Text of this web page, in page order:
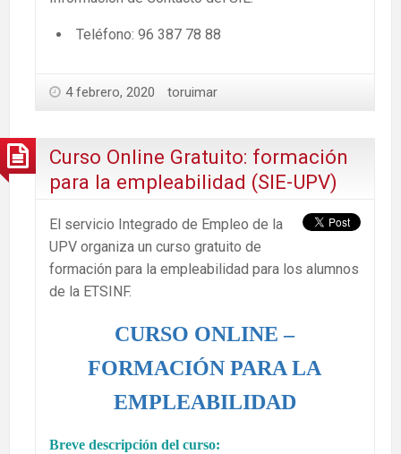
Teléfono: 96 387 78 88
4 febrero, 2020 toruimar
Curso Online Gratuito: formación
para la empleabilidad (SIE-UPV)
El servicio Integrado de Empleo de la
UPV organiza un curso gratuito de
formación para la empleabilidad para los alumnos
de la ETSINF.
CURSO ONLINE –
FORMACIÓN PARA LA
EMPLEABILIDAD
Breve descripción del curso: